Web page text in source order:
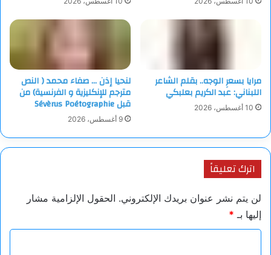
مرايا بسعرِ الوجه.. بقلم الشاعر
اللبناني: عبد الكريم بعلبكي
10 أغسطس، 2026
لنحيا إذن … صفاء محمد ( النص
مترجم للإنكليزية و الفرنسية) من
قبل Sévèrus Poétographie
9 أغسطس، 2026
اترك تعليقاً
لن يتم نشر عنوان بريدك الإلكتروني. الحقول الإلزامية مشار
إليها بـ *